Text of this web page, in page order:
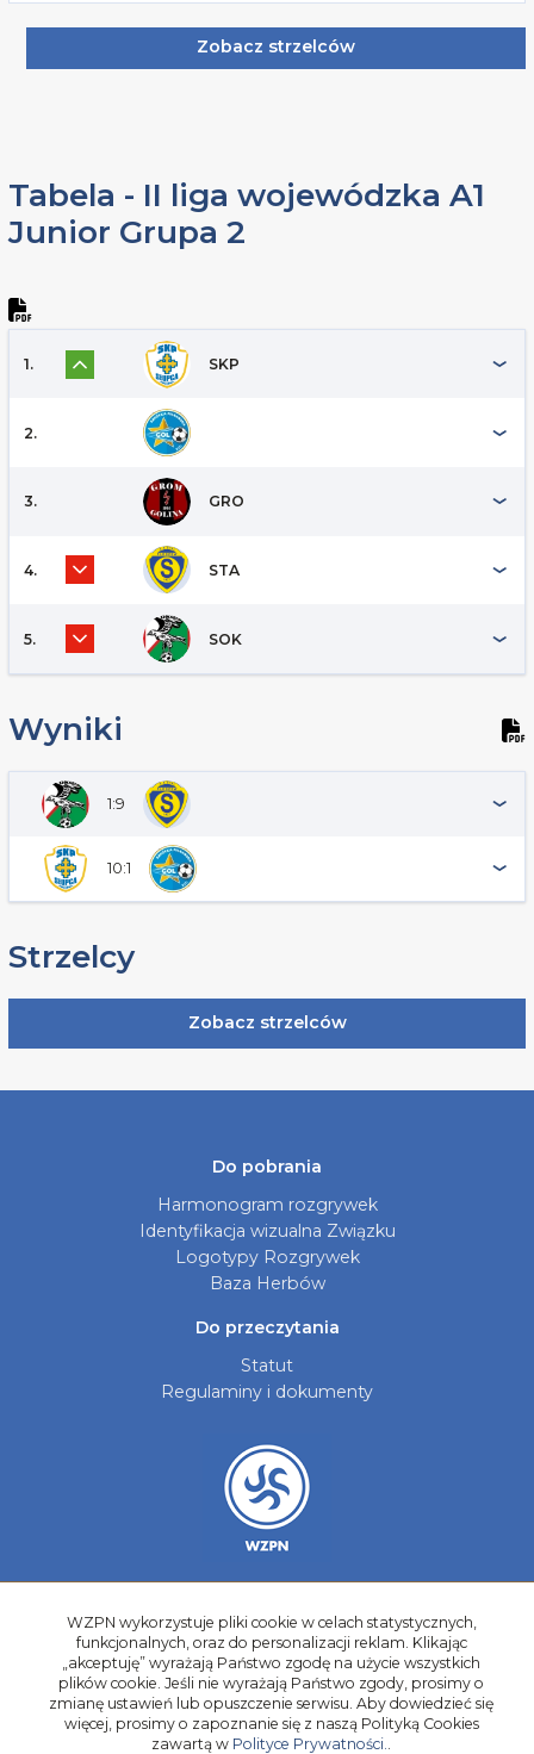
Zobacz strzelców
Tabela - II liga wojewódzka A1
Junior Grupa 2
1. SKP
2.
3. GRO
4. STA
5. SOK
Wyniki
1:9
10:1
Strzelcy
Zobacz strzelców
Do pobrania
Harmonogram rozgrywek
Identyfikacja wizualna Związku
Logotypy Rozgrywek
Baza Herbów
Do przeczytania
Statut
Regulaminy i dokumenty
Aktualności
Galerie zdjęć
Kontakt
Kadry Regionów
Program Grantowy
WZPN wykorzystuje pliki cookie w celach statystycznych,
funkcjonalnych, oraz do personalizacji reklam. Klikając
„akceptuję” wyrażają Państwo zgodę na użycie wszystkich
plików cookie. Jeśli nie wyrażają Państwo zgody, prosimy o
zmianę ustawień lub opuszczenie serwisu. Aby dowiedzieć się
więcej, prosimy o zapoznanie się z naszą Polityką Cookies
zawartą w Polityce Prywatności..